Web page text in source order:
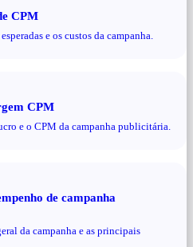
CPM
e os custos da campanha.
CPM
e o CPM da campanha publicitária.
de campanha
da campanha e as principais